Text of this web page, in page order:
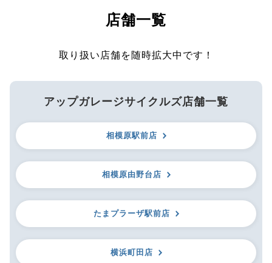
店舗一覧
取り扱い店舗を随時拡大中です！
アップガレージサイクルズ店舗一覧
相模原駅前店
相模原由野台店
たまプラーザ駅前店
横浜町田店